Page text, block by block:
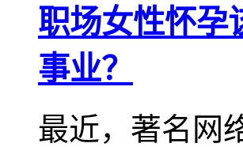
职场女性怀孕
事业？
最近，著名网